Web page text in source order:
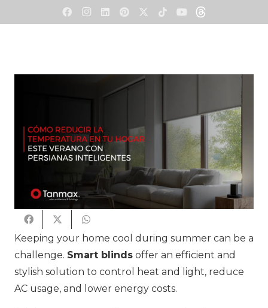
Keeping your home cool during summer can be a
challenge. Smart blinds offer an efficient and
stylish solution to control heat and light, reduce
AC usage, and lower energy costs.